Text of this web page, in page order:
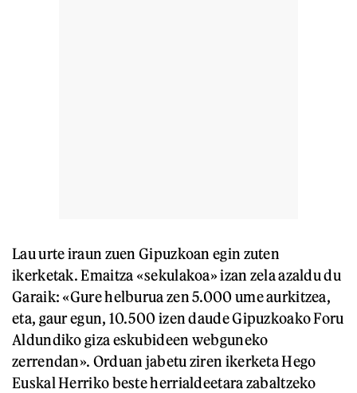
Lau urte iraun zuen Gipuzkoan egin zuten
ikerketak. Emaitza «sekulakoa» izan zela azaldu du
Garaik: «Gure helburua zen 5.000 ume aurkitzea,
eta, gaur egun, 10.500 izen daude Gipuzkoako Foru
Aldundiko giza eskubideen webguneko
zerrendan». Orduan jabetu ziren ikerketa Hego
Euskal Herriko beste herrialdeetara zabaltzeko